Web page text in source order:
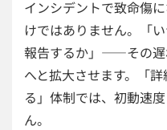
インシデントで致命傷
けではありません。「
報告するか」——その遅
へと拡大させます。「
る」体制では、初動速
ん。